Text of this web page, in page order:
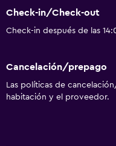
Accesibilidad y
Ascensor
Actividades
Tienda de regalos
Check-in/Check-out
Check-in después de las
Cancelación/prepago
Las políticas de
habitación y el proveedor.